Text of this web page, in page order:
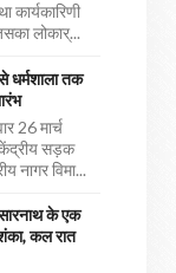
लोकार्...
धर्मशाला तक
26 मार्च
केंद्रीय सड़क
नागर विमा...
के एक
कल रात